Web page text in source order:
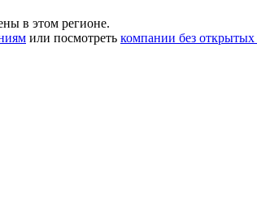
в этом регионе.
или посмотреть компании без открытых